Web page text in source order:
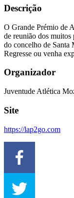
Descrição
O Grande Prémio de
de reunião dos
do concelho de Santa
Regresse ou venha
Organizador
Juventude Atlética
Site
https://lap2go.com